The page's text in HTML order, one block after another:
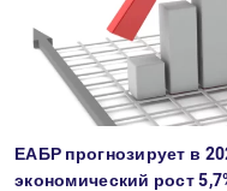
ЕАБР прогнозирует в
экономический рост